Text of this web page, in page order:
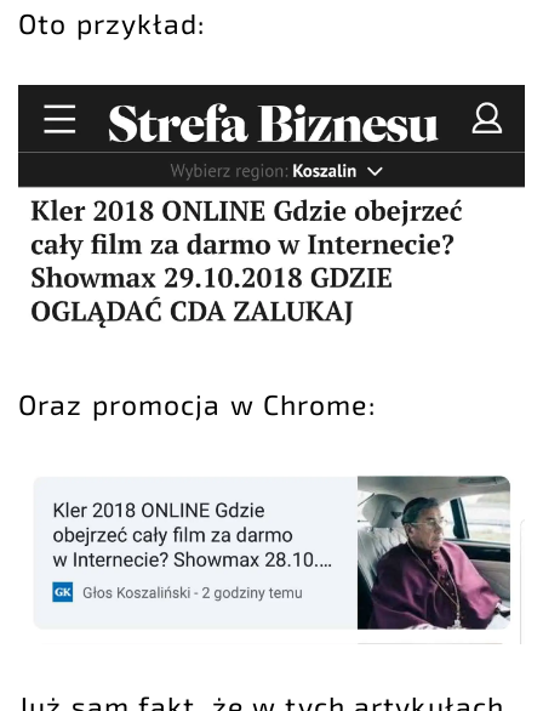
Oto przykład:
Oraz promocja w Chrome: